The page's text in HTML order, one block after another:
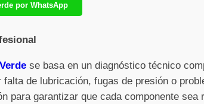
por WhatsApp
se basa en un diagnóstico técnico
de lubricación, fugas de presión o
para garantizar que cada componente sea